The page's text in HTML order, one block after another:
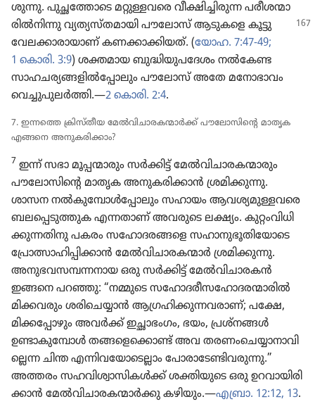
ശു​ന്നു. പുച്ഛ​ത്തോ​ടെ മറ്റുള്ള​വരെ വീക്ഷി​ച്ചി​രുന്ന പരീശ​ന്മാ​
രിൽനി​ന്നു വ്യത്യ​സ്‌ത​മാ​യി പൗലോസ്‌ ആടുകളെ കൂട്ടു​
വേ​ല​ക്കാ​രാ​യാണ്‌ കണക്കാ​ക്കി​യത്‌. (യോഹ. 7:47-49;
1 കൊരി. 3:9) ശക്തമായ ബുദ്ധി​യു​പ​ദേശം നൽകേണ്ട
സാഹച​ര്യ​ങ്ങ​ളിൽപ്പോ​ലും പൗലോസ്‌ അതേ മനോ​ഭാ​വം
വെച്ചു​പു​ലർത്തി.—2 കൊരി. 2:4.
7. ഇന്നത്തെ ക്രിസ്‌തീയ മേൽവി​ചാ​ര​ക​ന്മാർക്ക്‌ പൗലോ​സി​ന്റെ മാതൃക
എങ്ങനെ അനുക​രി​ക്കാം?
7 ഇന്ന്‌ സഭാ മൂപ്പന്മാ​രും സർക്കിട്ട്‌ മേൽവി​ചാ​ര​ക​ന്മാ​രും
പൗലോ​സി​ന്റെ മാതൃക അനുക​രി​ക്കാൻ ശ്രമി​ക്കു​ന്നു.
ശാസന നൽകു​മ്പോൾപ്പോ​ലും സഹായം ആവശ്യ​മു​ള്ള​വരെ
ബലപ്പെ​ടു​ത്തുക എന്നതാണ്‌ അവരുടെ ലക്ഷ്യം. കുറ്റം​വി​ധി​
ക്കു​ന്ന​തി​നു പകരം സഹോ​ദ​ര​ങ്ങളെ സഹാനു​ഭൂ​തി​യോ​ടെ
പ്രോ​ത്സാ​ഹി​പ്പി​ക്കാൻ മേൽവി​ചാ​ര​ക​ന്മാർ ശ്രമി​ക്കു​ന്നു.
അനുഭ​വ​സ​മ്പ​ന്ന​നായ ഒരു സർക്കിട്ട്‌ മേൽവി​ചാ​രകൻ
ഇങ്ങനെ പറഞ്ഞു: “നമ്മുടെ സഹോ​ദ​രീ​സ​ഹോ​ദ​ര​ന്മാ​രിൽ
മിക്കവ​രും ശരി​ചെ​യ്യാൻ ആഗ്രഹി​ക്കു​ന്ന​വ​രാണ്‌; പക്ഷേ,
മിക്ക​പ്പോ​ഴും അവർക്ക്‌ ഇച്ഛാഭം​ഗം, ഭയം, പ്രശ്‌നങ്ങൾ
ഉണ്ടാകു​മ്പോൾ തങ്ങളെ​ക്കൊണ്ട്‌ അവ തരണം​ചെ​യ്യാ​നാ​വി​
ല്ലെന്ന ചിന്ത എന്നിവ​യോ​ടെ​ല്ലാം പോരാ​ടേ​ണ്ടി​വ​രു​ന്നു.”
അത്തരം സഹവി​ശ്വാ​സി​കൾക്ക്‌ ശക്തിയു​ടെ ഒരു ഉറവാ​യി​രി​
ക്കാൻ മേൽവി​ചാ​ര​ക​ന്മാർക്കു കഴിയും.—എബ്രാ. 12:12, 13.